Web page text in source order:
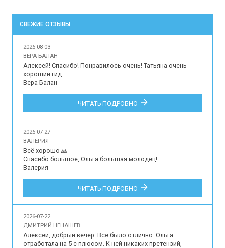
СВЕЖИЕ ОТЗЫВЫ
2026-08-03
ВЕРА БАЛАН
Алексей! Спасибо! Понравилось очень! Татьяна очень
хороший гид.
Вера Балан
Впечатления наших туристов об организации
индивидуальной экскурсии для 2 человек на русском
ЧИТАТЬ ПОДРОБНО
2026-07-27
ВАЛЕРИЯ
Всё хорошо 🙏
Спасибо большое, Ольга большая молодец!
Валерия
Впечатления наших туристов об участии в индивидуальной
обзорной экскурсии по Краснодару для 3 гостей на
ЧИТАТЬ ПОДРОБНО
2026-07-22
ДМИТРИЙ НЕНАШЕВ
Алексей, добрый вечер. Все было отлично. Ольга
отработала на 5 с плюсом. К ней никаких претензий,